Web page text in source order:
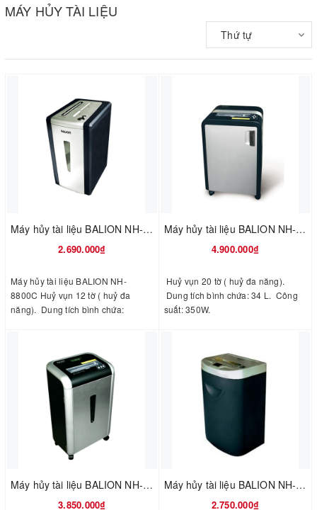
MÁY HỦY TÀI LIỆU
Thứ tự
Máy hủy tài liệu BALION NH-8800C
2.690.000₫
Máy hủy tài liệu BALION NH-
8800C Huỷ vụn 12 tờ ( huỷ đa
năng). Dung tích bình chứa:
Máy hủy tài liệu BALION NH-8600C
4.900.000₫
Huỷ vụn 20 tờ ( huỷ đa năng).
Dung tích bình chứa: 34 L. Công
suất: 350W.
Máy hủy tài liệu BALION NH-8400C
3.850.000₫
Máy hủy tài liệu BALION NH-8320C
2.750.000₫